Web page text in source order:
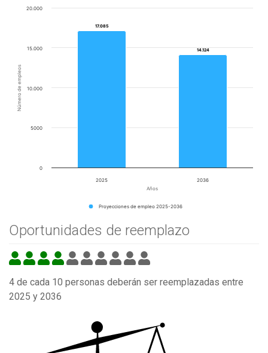
Años
Número de empleos
17.085
17.085
14.124
14.124
Proyecciones de empleo 2025-2036
2025 2036
0
5000
10.000
15.000
20.000
Oportunidades de reemplazo
4 de cada 10 personas deberán ser reemplazadas entre
2025 y 2036